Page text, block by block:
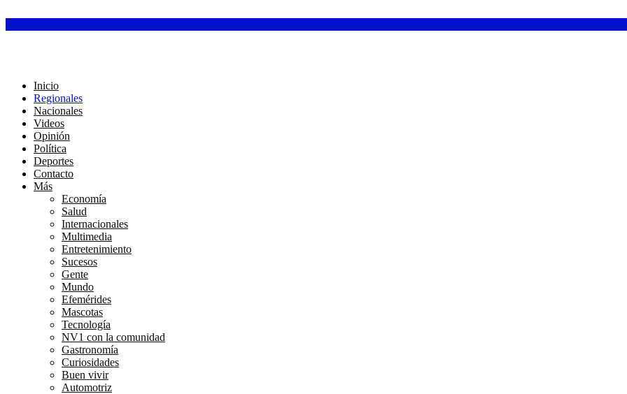
Inicio
Regionales
Nacionales
Videos
Opinión
Política
Deportes
Contacto
Más
Economía
Salud
Internacionales
Multimedia
Entretenimiento
Sucesos
Gente
Mundo
Efemérides
Mascotas
Tecnología
NV1 con la comunidad
Gastronomía
Curiosidades
Buen vivir
Automotriz